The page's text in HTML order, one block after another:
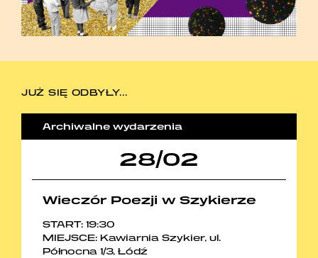
JUŻ SIĘ ODBYŁY...
Archiwalne wydarzenia
28/02
Wieczór Poezji w Szykierze
START: 19:30
MIEJSCE: Kawiarnia Szykier, ul.
Północna 1/3, Łódź